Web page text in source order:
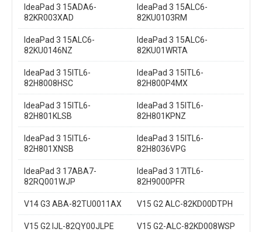
IdeaPad 3 15ADA6-
82KR003XAD
IdeaPad 3 15ALC6-
82KU0103RM
IdeaPad 3 15ALC6-
82KU0146NZ
IdeaPad 3 15ALC6-
82KU01WRTA
IdeaPad 3 15ITL6-
82H8008HSC
IdeaPad 3 15ITL6-
82H800P4MX
IdeaPad 3 15ITL6-
82H801KLSB
IdeaPad 3 15ITL6-
82H801KPNZ
IdeaPad 3 15ITL6-
82H801XNSB
IdeaPad 3 15ITL6-
82H8036VPG
IdeaPad 3 17ABA7-
82RQ001WJP
IdeaPad 3 17ITL6-
82H9000PFR
V14 G3 ABA-82TU0011AX V15 G2 ALC-82KD00DTPH
V15 G2 IJL-82QY00JLPE V15 G2-ALC-82KD008WSP